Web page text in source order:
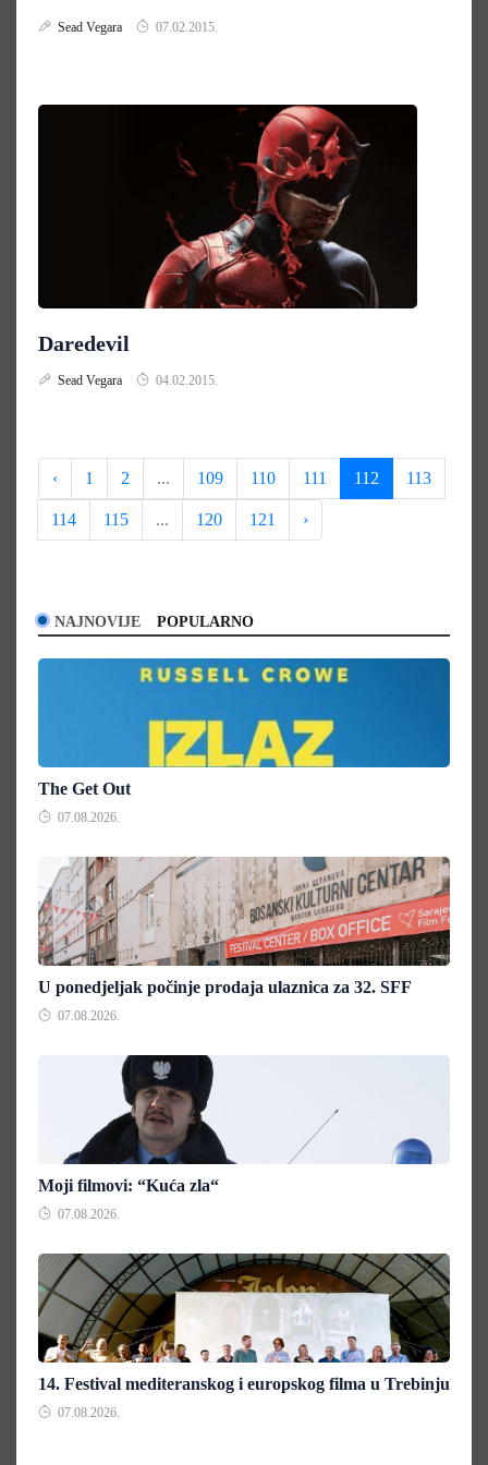
Sead Vegara 07.02.2015.
Daredevil
Sead Vegara 04.02.2015.
‹ 1 2 ... 109 110 111 112 113
114 115 ... 120 121 ›
NAJNOVIJE POPULARNO
The Get Out
07.08.2026.
U ponedjeljak počinje prodaja ulaznica za 32. SFF
07.08.2026.
Moji filmovi: “Kuća zla“
07.08.2026.
14. Festival mediteranskog i europskog filma u Trebinju
07.08.2026.